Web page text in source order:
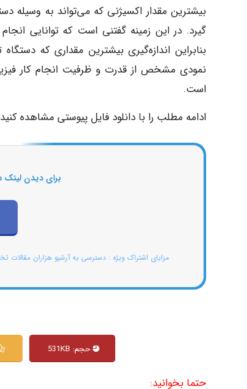
بیشترین مقدار اکسیژنی که می‌تواند به وسیله
گیرد. در این زمینه گفتنی است که توانایی
بنابراین اندازه‌گیری بیشترین مقداری که
نمودی مشخص از قدرت و ظرفیت انجام کار
است.
ادامه مطلب را با دانلود فایل پیوستی مشاهده
برای دیدن لینک
مزایای اشتراک ویژه : دسترسی به آرشیو هزاران
حجم: 531KB
حتما بخوانید: